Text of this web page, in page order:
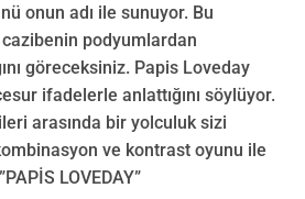
onun adı ile sunuyor. Bu
cazibenin podyumlardan
göreceksiniz. Papis Loveday
ifadelerle anlattığını söylüyor.
arasında bir yolculuk sizi
ve kontrast oyunu ile
LOVEDAY”